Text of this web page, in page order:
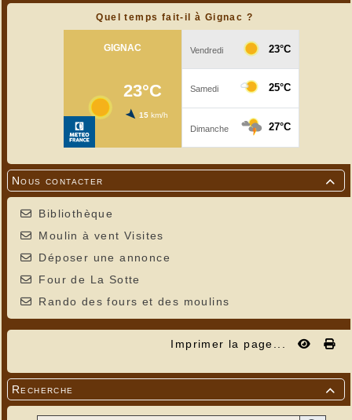
Quel temps fait-il à Gignac ?

Nous contacter
Bibliothèque
Moulin à vent Visites
Déposer une annonce
Four de La Sotte
Rando des fours et des moulins
Imprimer la page...

Recherche